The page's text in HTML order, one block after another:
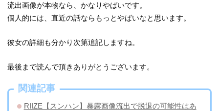
流出画像が本物なら、かなりやばいです。
個人的には、直近の話ならもっとやばいなと思います。
彼女の詳細も分かり次第追記しますね。
最後まで読んで頂きありがとうございます。
関連記事
RIIZE【スンハン】暴露画像流出で脱退の可能性はあ